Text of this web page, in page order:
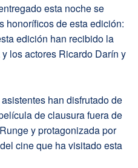
esta noche se
honoríficos de esta edición:
edición han recibido la
los actores Ricardo Darín y
han disfrutado de
de clausura fuera de
y protagonizada por
cine que ha visitado esta